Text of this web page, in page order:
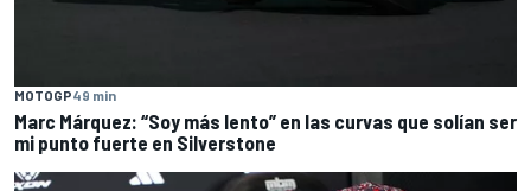
MOTOGP49 min
Marc Márquez: “Soy más lento” en las curvas que solían ser
mi punto fuerte en Silverstone